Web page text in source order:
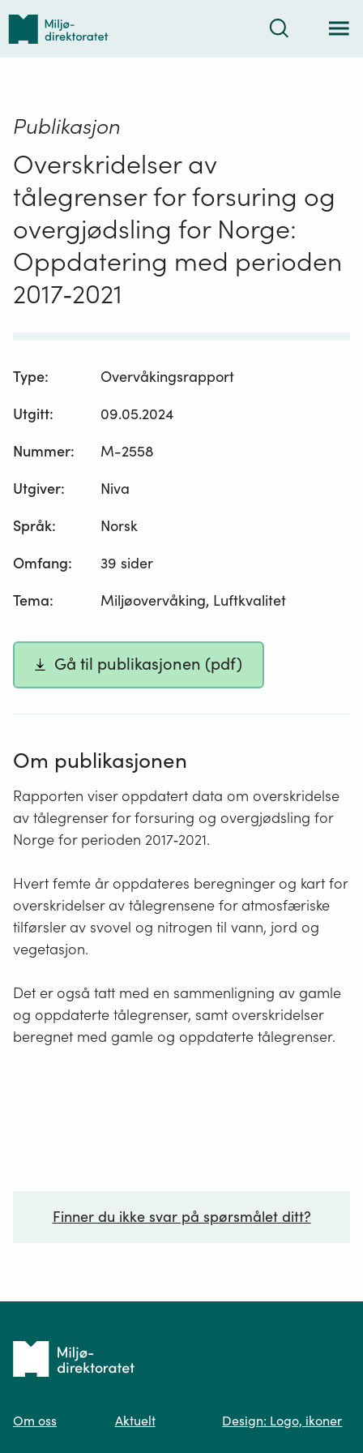
Tilbake
forsiden
Søk
Publikasjon
Overskridelser av
tålegrenser for forsuring og
overgjødsling for Norge:
Oppdatering med perioden
2017‐2021
Type:
Overvåkingsrapport
Utgitt:
09.05.2024
Nummer:
M-2558
Utgiver:
Niva
Språk:
Norsk
Omfang:
39 sider
Tema: Miljøovervåking, Luftkvalitet
Gå til publikasjonen (pdf)
Om publikasjonen
Rapporten viser oppdatert data om overskridelse
av tålegrenser for forsuring og overgjødsling for
Norge for perioden 2017‐2021.
Hvert femte år oppdateres beregninger og kart for
overskridelser av tålegrensene for atmosfæriske
tilførsler av svovel og nitrogen til vann, jord og
vegetasjon.
Det er også tatt med en sammenligning av gamle
og oppdaterte tålegrenser, samt overskridelser
beregnet med gamle og oppdaterte tålegrenser.
Finner du ikke svar på spørsmålet ditt?
Spør oss
Tilbake
forsiden
Om oss Aktuelt Design: Logo, ikoner